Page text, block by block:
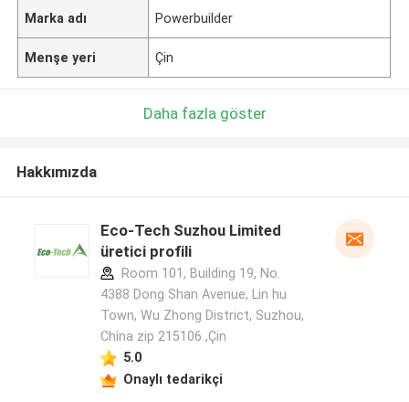
Marka adı Powerbuilder
Menşe yeri Çin
Daha fazla göster
Hakkımızda
Eco-Tech Suzhou Limited
üretici profili
Room 101, Building 19, No.
4388 Dong Shan Avenue, Lin hu
Town, Wu Zhong District, Suzhou,
China zip 215106 ,Çin
5.0
Onaylı tedarikçi